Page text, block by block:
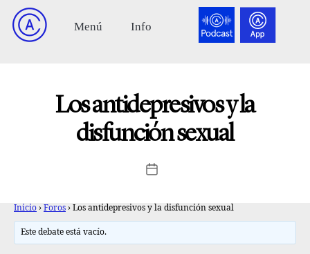
Los antidepresivos y la
disfunción sexual
Inicio › Foros › Los antidepresivos y la disfunción sexual
Este debate está vacío.